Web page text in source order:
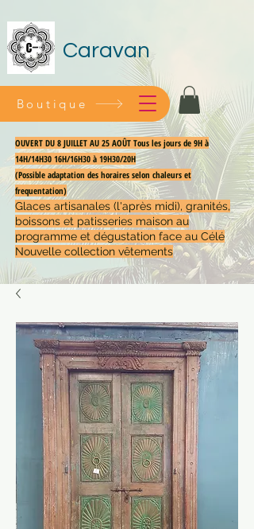
Caravan
OUVERT DU 8 JUILLET AU 25 AOÛT Tous les jours de 9H à
14H/14H30 16H/16H30 à 19H30/20H
(Possible adaptation des horaires selon chaleurs et
frequentation)
Glaces artisanales (l'après midi), granités,
boissons et patisseries maison au
programme et dégustation face au Célé
Nouvelle collection vêtements
Boutique